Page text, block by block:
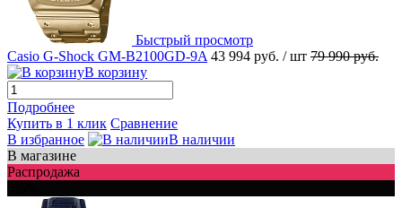
Быстрый просмотр
Casio G-Shock GM-B2100GD-9A 43 994 руб. / шт 79 990 руб.
В корзину
Подробнее
Купить в 1 клик Сравнение
В избранное
В наличии
В магазине
Распродажа